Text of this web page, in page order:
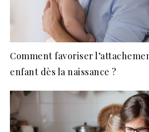
Comment favoriser
enfant dès la naissance ?